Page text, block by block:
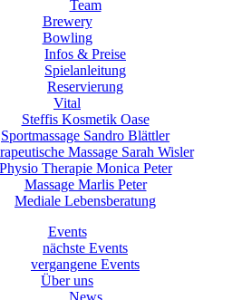
Team
Brewery
Bowling
Infos & Preise
Spielanleitung
Reservierung
Vital
Steffis Kosmetik Oase
Sportmassage Sandro Blättler
Massage Sarah Wisler
Physio Therapie Monica Peter
Massage Marlis Peter
Mediale Lebensberatung
Events
nächste Events
vergangene Events
Über uns
News